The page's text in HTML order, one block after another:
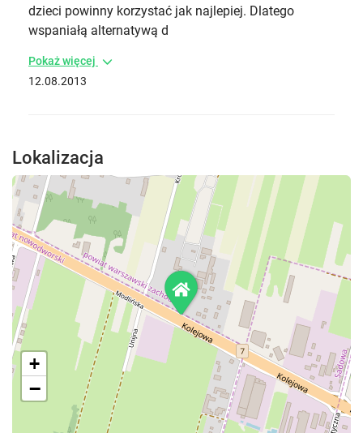
dzieci powinny korzystać jak najlepiej. Dlatego
wspaniałą alternatywą d
Pokaż więcej
12.08.2013
Lokalizacja
+
−